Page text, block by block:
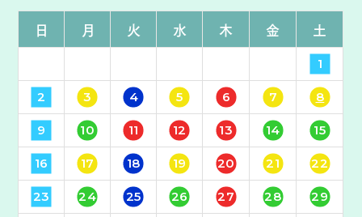
日 月 火 水 木 金 土
1
2 3 4 5 6 7 8
9 10 11 12 13 14 15
16 17 18 19 20 21 22
23 24 25 26 27 28 29